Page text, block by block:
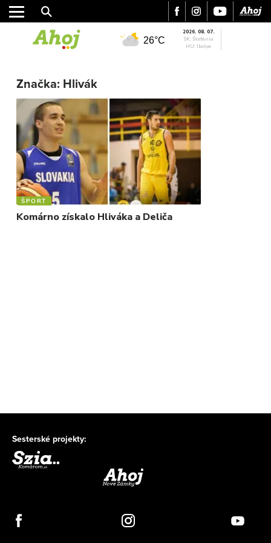
ŠPORT
KULTÚRA
FOTKY
VIDEO
MIX
26°C
2026. 08. 07.
SK: Štefánia
HU: Ibolya
Značka: Hlivák
ŠPORT
Komárno získalo Hliváka a Deliča
Sesterské projekty: